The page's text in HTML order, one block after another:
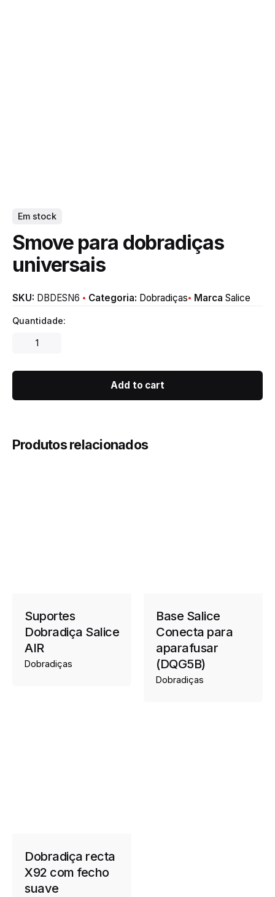
Em stock
Smove para dobradiças
universais
SKU: DBDESN6 Categoria: Dobradiças Marca Salice
Quantidade:
Smove
quantity
Add to cart
Produtos relacionados
Suportes
Dobradiça Salice
AIR
Dobradiças
Base Salice
Conecta para
aparafusar
(DQG5B)
Dobradiças
Dobradiça recta
X92 com fecho
suave